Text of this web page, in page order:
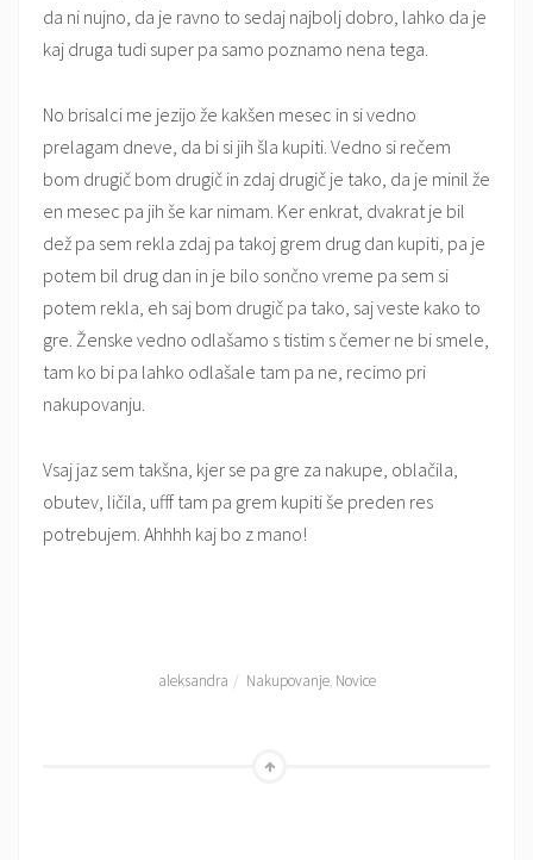
da ni nujno, da je ravno to sedaj najbolj dobro, lahko da je
kaj druga tudi super pa samo poznamo nena tega.
No brisalci me jezijo že kakšen mesec in si vedno
prelagam dneve, da bi si jih šla kupiti. Vedno si rečem
bom drugič bom drugič in zdaj drugič je tako, da je minil že
en mesec pa jih še kar nimam. Ker enkrat, dvakrat je bil
dež pa sem rekla zdaj pa takoj grem drug dan kupiti, pa je
potem bil drug dan in je bilo sončno vreme pa sem si
potem rekla, eh saj bom drugič pa tako, saj veste kako to
gre. Ženske vedno odlašamo s tistim s čemer ne bi smele,
tam ko bi pa lahko odlašale tam pa ne, recimo pri
nakupovanju.
Vsaj jaz sem takšna, kjer se pa gre za nakupe, oblačila,
obutev, ličila, ufff tam pa grem kupiti še preden res
potrebujem. Ahhhh kaj bo z mano!
aleksandra Nakupovanje, Novice